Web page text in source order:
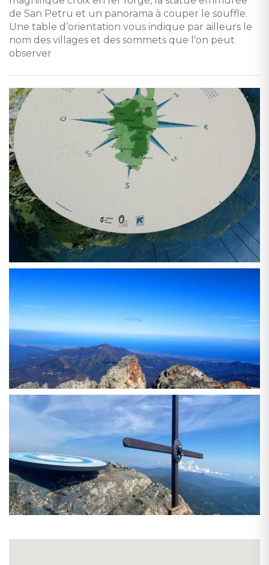
de San Petru et un panorama à couper le souffle.
Une table d’orientation vous indique par ailleurs le
nom des villages et des sommets que l'on peut
observer